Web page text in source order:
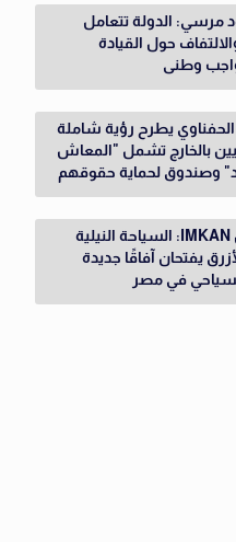
مرسي: الدولة تتعامل
حول القيادة
وطنى
الحفناوي يطرح رؤية شاملة
بالخارج تشمل "المعاش
وصندوق لحماية حقوقهم
رئيس إمكان IMKAN: السياحة النيلية
يفتحان آفاقًا جديدة
في مصر